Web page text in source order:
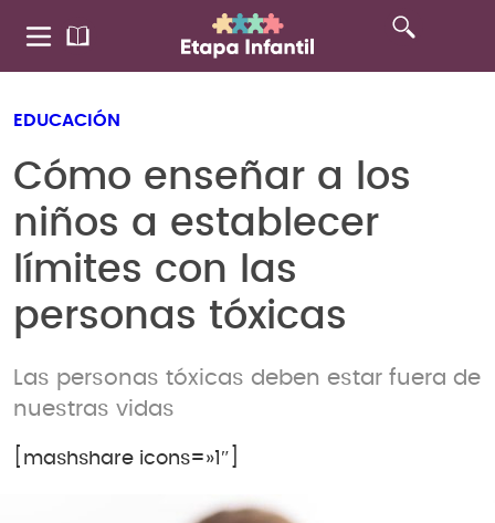
EDUCACIÓN
Cómo enseñar a los
niños a establecer
límites con las
personas tóxicas
Las personas tóxicas deben estar fuera de
nuestras vidas
[mashshare icons=»1″]